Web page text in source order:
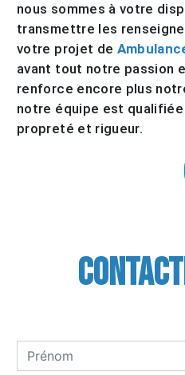
nous sommes à votre
transmettre les
votre projet de
avant tout notre passion
renforce encore plus
notre équipe est
propreté et rigueur.